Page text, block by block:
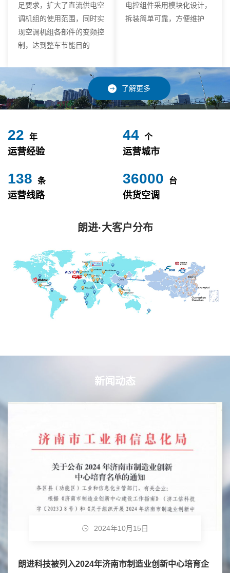
足要求，扩大了直流供电空
调机组的使用范围，同时实
现空调机组各部件的变频控
制，达到整车节能目的
电控组件采用模块化设计，
拆装简单可靠，方便维护
了解更多
24 年
运营经验
49 个
运营城市
153 条
运营线路
40000 台
供货空调
朗进·大客户分布
新闻动态
2024年10月15日
朗进科技被列入2024年济南市制造业创新中心培育企